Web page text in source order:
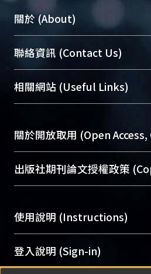
關於 (About)
臺大位居世界頂尖大學之列
展現本校豐碩的研究成果及
機構典藏（NTUR）與學術庫
台，成為臺大學術典藏NTU
成果。
To permanently archive and
profiles and scholarly works,
services of “NTU
聯絡資訊 (Contact Us)
總館學科館員(Main Library)
醫學圖書館學科館員
Sciences Library)
相關網站 (Useful Links)
關於開放取用 (Open Access,
開放取用是從使用者角度提
動，應用在學術研究上是透
用逐年攀升。同時可加速研
Archive）平台。 （點選深入
出版社期刊論文授權政策
含部分內容的版權非匯入
助與合作完成，請確認該
意提供此授權。
Please represent that the
使用說明 (Instructions)
網站簡介(Quickstart Guide)
使用手冊(Instruction
登入說明 (Sign-in)